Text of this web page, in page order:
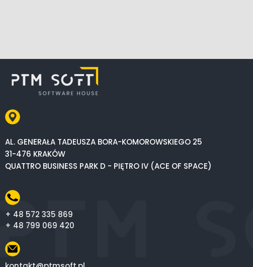
AL. GENERAŁA TADEUSZA BORA-KOMOROWSKIEGO 25
31-476 KRAKÓW
QUATTRO BUSINESS PARK D - PIĘTRO IV (ACE OF SPACE)
+ 48 572 335 869
+ 48 799 069 420